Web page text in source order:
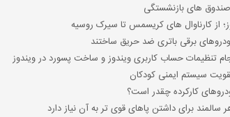
های بازنشستگی
از کارناوال های کریسمس تا سیرک روسیه
برقی باتری ضد حریق ساختند
تنظیمات حساب کاربری ویندوز و ساخت پسورد در ویندوز
سیستم ایمنی کودکان
کارکرده چقدر است؟